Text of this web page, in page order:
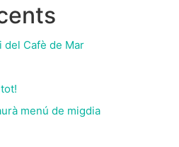
del Cafè de Mar
menú de migdia